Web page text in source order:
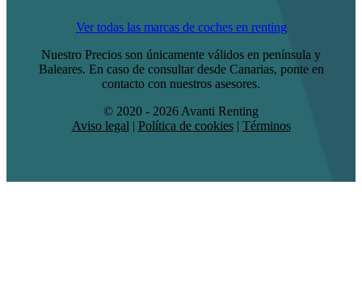
Ver todas las marcas de coches en renting
Nuestro Precios son únicamente válidos en península y
Baleares. En caso de consultar desde Canarias, ponte en
contacto con nuestros asesores.
© 2020 - 2026 Avanti Renting
Aviso legal | Política de cookies| Términos